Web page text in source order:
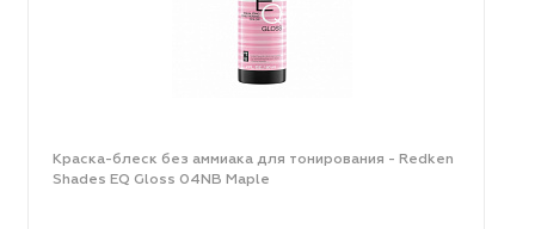
Краска-блеск без аммиака для тонирования - Redken
Shades EQ Gloss 04NB Maple